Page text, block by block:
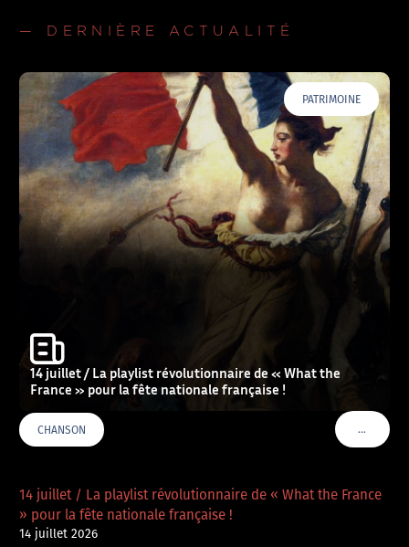
— DERNIÈRE ACTUALITÉ
PATRIMOINE
14 juillet / La playlist révolutionnaire de « What the
France » pour la fête nationale française !
CHANSON …VOIR
14 juillet / La playlist révolutionnaire de « What the France
» pour la fête nationale française !
14 juillet 2026